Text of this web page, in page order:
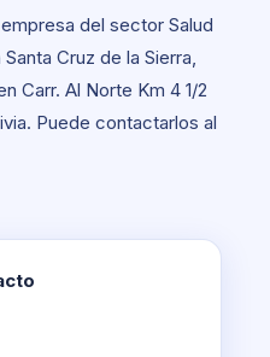
del sector Salud
Cruz de la Sierra,
Carr. Al Norte Km 4 1/2
Puede contactarlos al